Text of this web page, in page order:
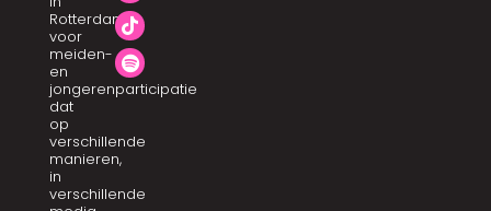
Rotterdam
voor
meiden-
en
jongerenparticipatie
dat
op
verschillende
manieren,
in
verschillende